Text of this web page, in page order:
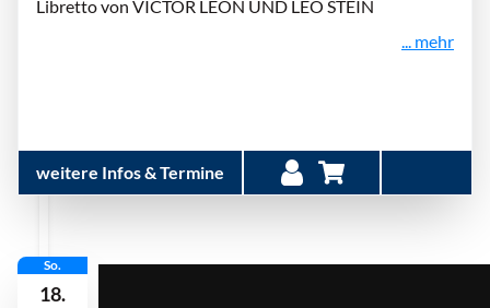
Libretto von VICTOR LÉON UND LEO STEIN
... mehr
weitere Infos & Termine
So.
18.